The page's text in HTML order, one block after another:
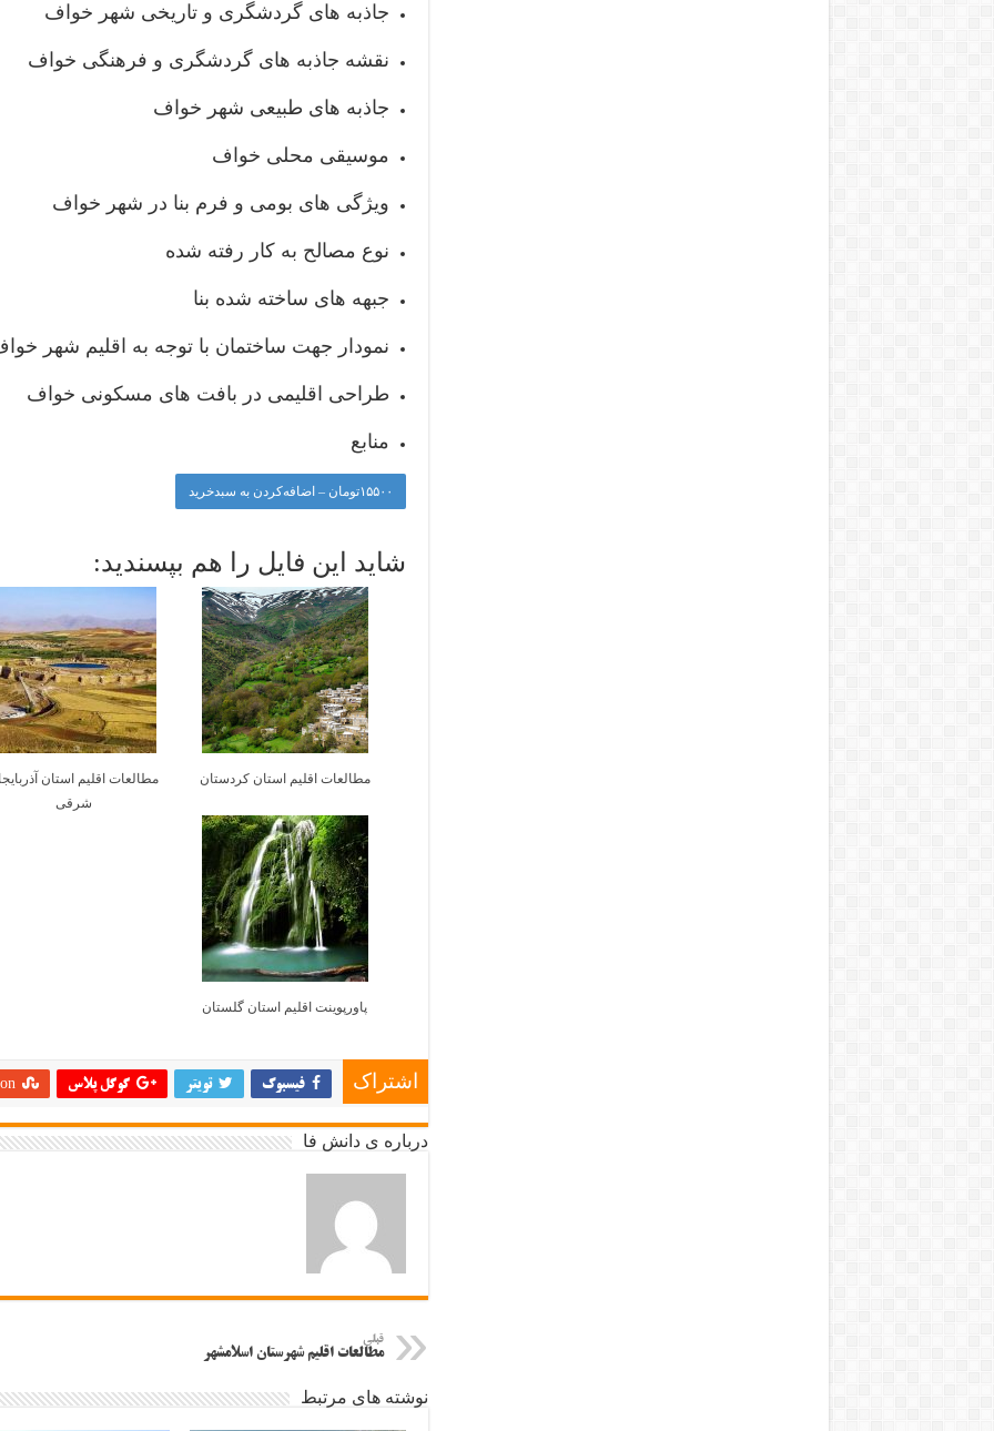
جاذبه های گردشگری و تاریخی شهر خواف
نقشه جاذبه های گردشگری و فرهنگی خواف
جاذبه های طبیعی شهر خواف
موسیقی محلی خواف
ویژگی های بومی و فرم بنا در شهر خواف
نوع مصالح به کار رفته شده
جبهه های ساخته شده بنا
نمودار جهت ساختمان با توجه به اقلیم شهر
طراحی اقلیمی در بافت های مسکونی خواف
منابع
۱۵۵۰۰تومان – اضافه‌کردن به سبدخرید
شاید این فایل را هم بپسندید:
مطالعات اقلیم استان کردستان
مطالعات اقلیم استان
شرقی
پاورپوینت اقلیم استان گلستان
اشتراک فیسبوک تویتر گوگل پلاس
درباره ی دانش فا
قبلی
مطالعات اقلیم شهرستان اسلامشهر
نوشته های مرتبط